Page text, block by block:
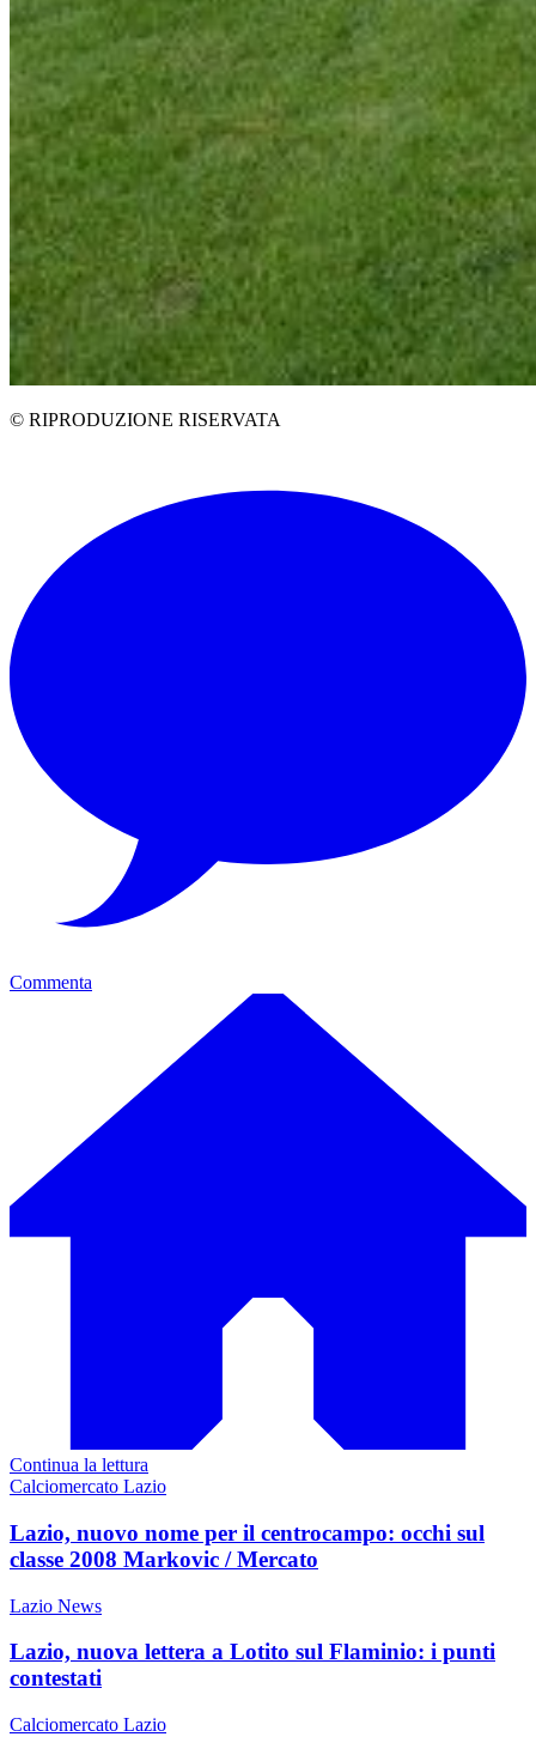
© RIPRODUZIONE RISERVATA
Commenta
Continua la lettura
Calciomercato Lazio
Lazio, nuovo nome per il centrocampo: occhi sul
classe 2008 Markovic / Mercato
Lazio News
Lazio, nuova lettera a Lotito sul Flaminio: i punti
contestati
Calciomercato Lazio